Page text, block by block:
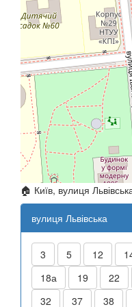
🏠 Київ, вулиця
вулиця Львівська
3 5 12
18а
19 22
32
37 38